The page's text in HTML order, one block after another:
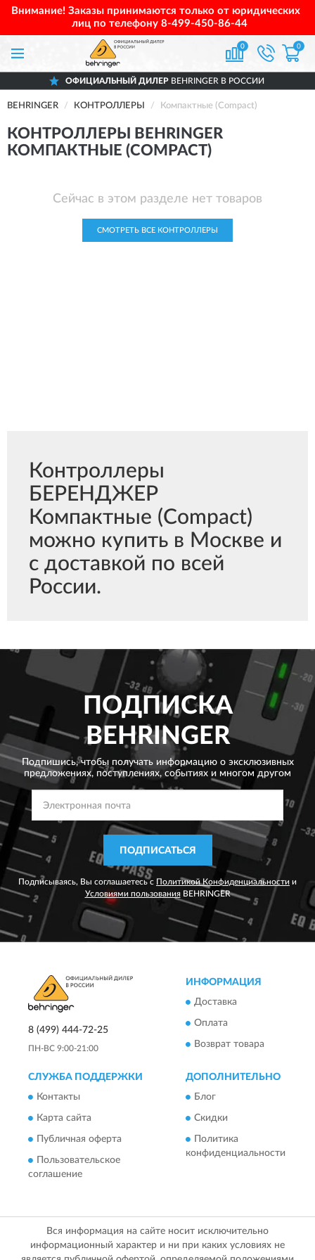
Внимание! Заказы принимаются только от юридических
лиц по телефону 8-499-450-86-44
0 0
ОФИЦИАЛЬНЫЙ ДИЛЕР BEHRINGER В РОССИИ
BEHRINGER КОНТРОЛЛЕРЫ Компактные (Compact)
КОНТРОЛЛЕРЫ BEHRINGER
КОМПАКТНЫЕ (COMPACT)
Сейчас в этом разделе нет товаров
СМОТРЕТЬ ВСЕ КОНТРОЛЛЕРЫ
Контроллеры
БЕРЕНДЖЕР
Компактные (Compact)
можно купить в Москве и
с доставкой по всей
России.
ПОДПИСКА
BEHRINGER
Подпишись, чтобы получать информацию о эксклюзивных
предложениях, поступлениях, событиях и многом другом
ПОДПИСАТЬСЯ
Подписываясь, Вы соглашаетесь с Политикой Конфиденциальности и
Условиями пользованияBEHRINGER
8 (499) 444-72-25
ПН-ВС 9:00-21:00
ИНФОРМАЦИЯ
Доставка
Оплата
Возврат товара
СЛУЖБА ПОДДЕРЖКИ
Контакты
Карта сайта
Публичная оферта
Пользовательское
соглашение
ДОПОЛНИТЕЛЬНО
Блог
Скидки
Политика
конфиденциальности
Вся информация на сайте носит исключительно
информационный характер и ни при каких условиях не